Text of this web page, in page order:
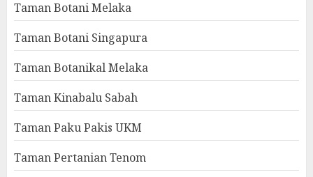
Taman Botani Melaka
Taman Botani Singapura
Taman Botanikal Melaka
Taman Kinabalu Sabah
Taman Paku Pakis UKM
Taman Pertanian Tenom